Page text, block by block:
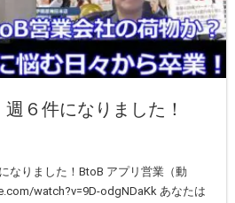
６件になりました！
なりました！BtoB アプリ営業（動
watch?v=9D-odgNDaKk あなたは